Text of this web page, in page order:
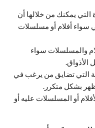
التي يمكنك من خلالها أن
أفلام أو مسلسلات
والمسلسلات سواء
الأذواق.
التي تضايق من يرغب في
بشكل متكرر.
أو المسلسلات عليه أو